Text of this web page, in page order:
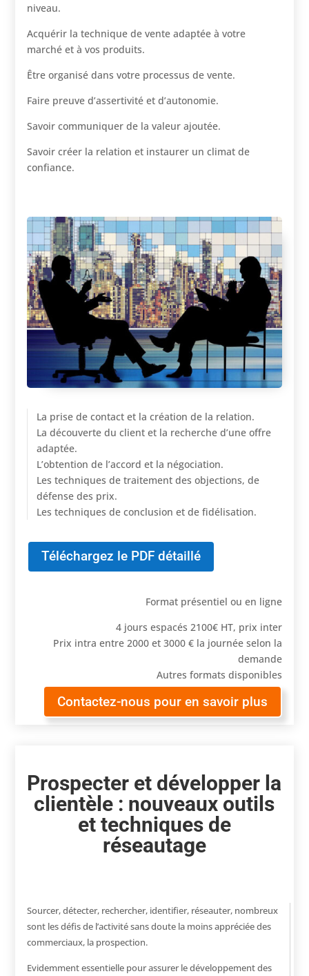
niveau.
Acquérir la technique de vente adaptée à votre
marché et à vos produits.
Être organisé dans votre processus de vente.
Faire preuve d’assertivité et d’autonomie.
Savoir communiquer de la valeur ajoutée.
Savoir créer la relation et instaurer un climat de
confiance.
La prise de contact et la création de la relation.
La découverte du client et la recherche d’une offre
adaptée.
L’obtention de l’accord et la négociation.
Les techniques de traitement des objections, de
défense des prix.
Les techniques de conclusion et de fidélisation.
Téléchargez le PDF détaillé
Format présentiel ou en ligne
4 jours espacés 2100€ HT, prix inter
Prix intra entre 2000 et 3000 € la journée selon la
demande
Autres formats disponibles
Contactez-nous pour en savoir plus
Prospecter et développer la
clientèle : nouveaux outils
et techniques de
réseautage
Sourcer, détecter, rechercher, identifier, réseauter, nombreux
sont les défis de l’activité sans doute la moins appréciée des
commerciaux, la prospection.
Evidemment essentielle pour assurer le développement des